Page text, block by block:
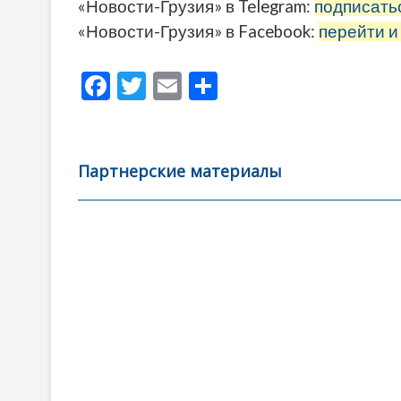
«Новости-Грузия» в Telegram:
«Новости-Грузия» в Facebook: перейти и
F
b
o
T
er
E
l
а
в
Партнерские материалы